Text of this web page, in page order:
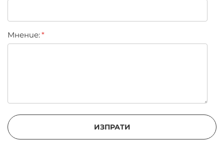
Мнение:
ИЗПРАТИ